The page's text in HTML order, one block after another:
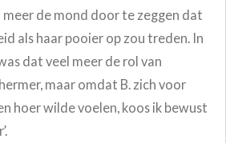
de mond door te zeggen dat
als haar pooier op zou treden. In
dat veel meer de rol van
maar omdat B. zich voor
hoer wilde voelen, koos ik bewust